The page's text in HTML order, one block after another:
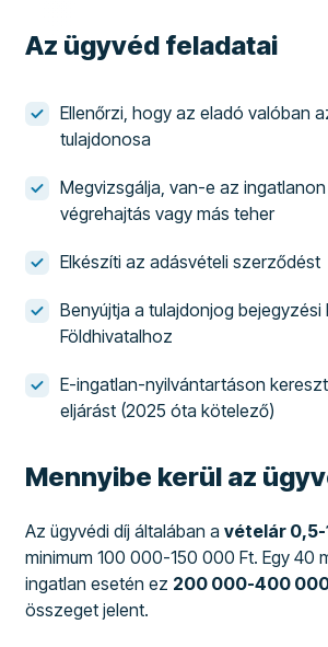
Az ügyvéd feladatai
Ellenőrzi, hogy az eladó valóban
tulajdonosa
Megvizsgálja, van-e az ingatlanon
végrehajtás vagy más teher
Elkészíti az adásvételi szerződést
Benyújtja a tulajdonjog bejegyzési
Földhivatalhoz
E-ingatlan-nyilvántartáson
eljárást (2025 óta kötelező)
Mennyibe kerül az
Az ügyvédi díj általában avételár 0,5-
minimum 100 000-150 000 Ft. Egy 40
ingatlan esetén ez 200 000-400
összeget jelent.